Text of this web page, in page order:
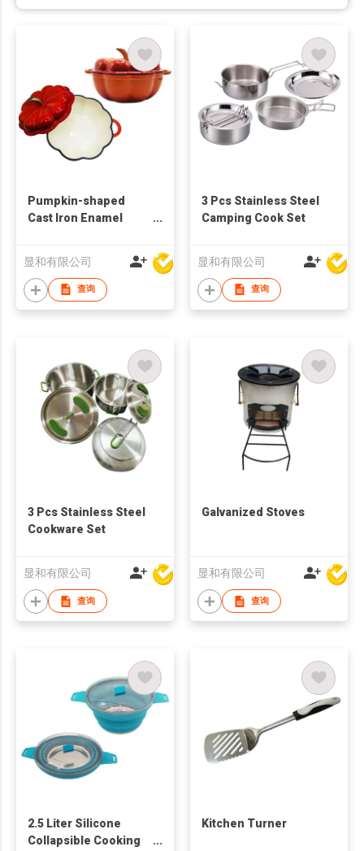
Pumpkin-shaped
Cast Iron Enamel
显和有限公司
查询
3 Pcs Stainless Steel
Camping Cook Set
显和有限公司
查询
3 Pcs Stainless Steel
Cookware Set
显和有限公司
查询
Galvanized Stoves
显和有限公司
查询
2.5 Liter Silicone
Collapsible Cooking
Kitchen Turner